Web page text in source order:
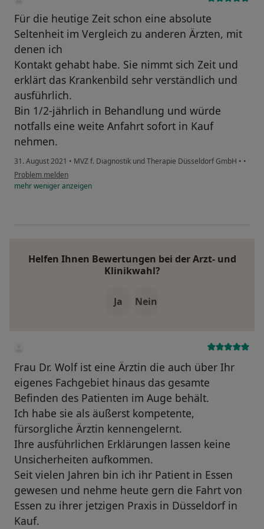
Für die heutige Zeit schon eine absolute
Seltenheit im Vergleich zu anderen Ärzten, mit
denen ich
Kontakt gehabt habe. Sie nimmt sich Zeit und
erklärt das Krankenbild sehr verständlich und
ausführlich.
Bin 1/2-jährlich in Behandlung und würde
notfalls eine weite Anfahrt sofort in Kauf
nehmen.
31. August 2021 • MVZ f. Diagnostik und Therapie Düsseldorf GmbH • •
Problem melden
mehrwenigeranzeigen
Helfen Ihnen Bewertungen bei der Arzt- und
Klinikwahl?
Ja Nein
Frau Dr. Wolf ist eine Ärztin die auch über Ihr
eigenes Fachgebiet hinaus das gesamte
Befinden des Patienten im Auge behält.
Ich habe sie als äußerst kompetente,
fürsorgliche Ärztin kennengelernt.
Ihre ausführlichen Erklärungen lassen keine
Unsicherheiten aufkommen.
Seit vielen Jahren bin ich ihr Patient in Essen
gewesen und nehme heute gern die Fahrt von
Essen zu ihrer jetzigen Praxis in Düsseldorf in
Kauf.